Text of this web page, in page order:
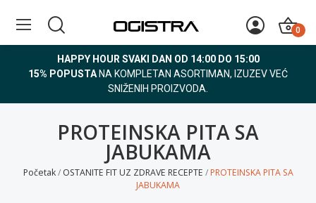
0
HAPPY HOUR SVAKI DAN OD 14:00 DO 15:00
15% POPUSTA NA KOMPLETAN ASORTIMAN, IZUZEV VEĆ
SNIŽENIH PROIZVODA.
PROTEINSKA PITA SA
JABUKAMA
Početak OSTANITE FIT UZ ZDRAVE RECEPTE
PROTEINSKA PITA SA
JABUKAMA